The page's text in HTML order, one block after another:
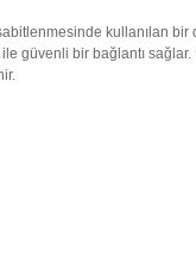
kullanılan bir
ile güvenli bir bağlantı